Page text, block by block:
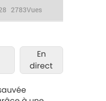
2783Vues
Vues
En
direct